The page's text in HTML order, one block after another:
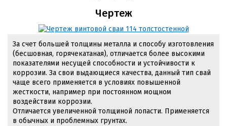
Чертеж
За счет большей толщины металла и способу изготовления
(бесшовная, горячекатаная), отличается более высокими
показателями несущей способности и устойчивости к
коррозии. За свои выдающиеся качества, данный тип свай
чаще всего применяется в условиях повышенной
жесткости, например при постоянном мощном
воздействии коррозии.
Отличается увеличенной толщиной лопасти. Применяется
в обычных и проблемных грунтах.